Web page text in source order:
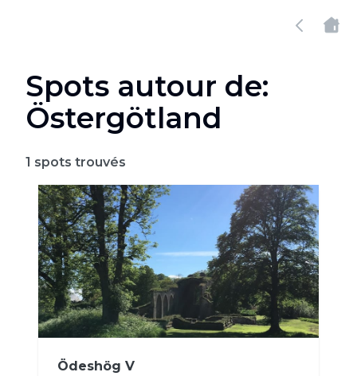
Spots autour de:
Östergötland
1 spots trouvés
Ödeshög V